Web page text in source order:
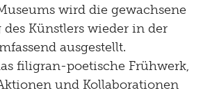
wird die gewachsene
Künstlers wieder in der
ausgestellt.
filigran-poetische Frühwerk,
und Kollaborationen